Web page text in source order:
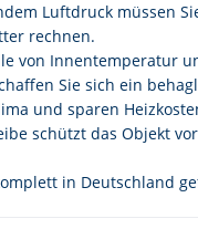
Luftdruck müssen
rechnen.
von Innentemperatur
Sie sich ein
und sparen
schützt das Objekt
in Deutschland